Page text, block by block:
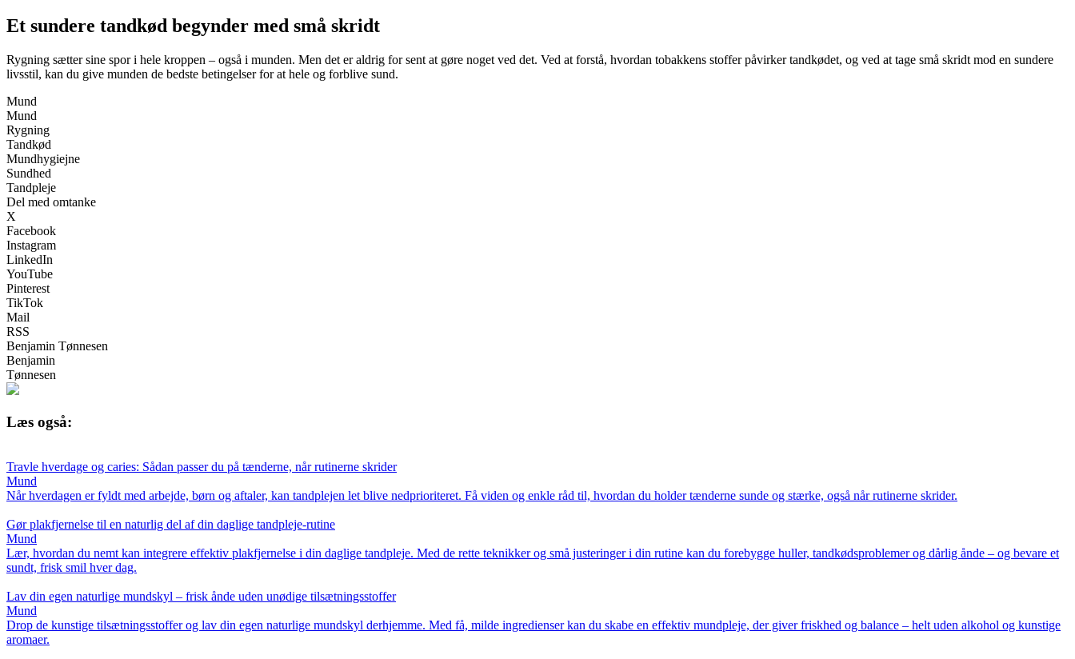
Et sundere tandkød begynder med små skridt
Rygning sætter sine spor i hele kroppen – også i munden. Men det er aldrig for sent at gøre noget ved det. Ved at forstå, hvordan tobakkens stoffer påvirker tandkødet, og ved at tage små skridt mod en sundere
livsstil, kan du give munden de bedste betingelser for at hele og forblive sund.
Mund
Mund
Rygning
Tandkød
Mundhygiejne
Sundhed
Tandpleje
Del med omtanke
X
Facebook
Instagram
LinkedIn
YouTube
Pinterest
TikTok
Mail
RSS
Benjamin Tønnesen
Benjamin
Tønnesen
Læs også:
Travle hverdage og caries: Sådan passer du på tænderne, når rutinerne skrider
Mund
Når hverdagen er fyldt med arbejde, børn og aftaler, kan tandplejen let blive nedprioriteret. Få viden og enkle råd til, hvordan du holder tænderne sunde og stærke, også når rutinerne skrider.
Gør plakfjernelse til en naturlig del af din daglige tandpleje-rutine
Mund
Lær, hvordan du nemt kan integrere effektiv plakfjernelse i din daglige tandpleje. Med de rette teknikker og små justeringer i din rutine kan du forebygge huller, tandkødsproblemer og dårlig ånde – og bevare et
sundt, frisk smil hver dag.
Lav din egen naturlige mundskyl – frisk ånde uden unødige tilsætningsstoffer
Mund
Drop de kunstige tilsætningsstoffer og lav din egen naturlige mundskyl derhjemme. Med få, milde ingredienser kan du skabe en effektiv mundpleje, der giver friskhed og balance – helt uden alkohol og kunstige
aromaer.